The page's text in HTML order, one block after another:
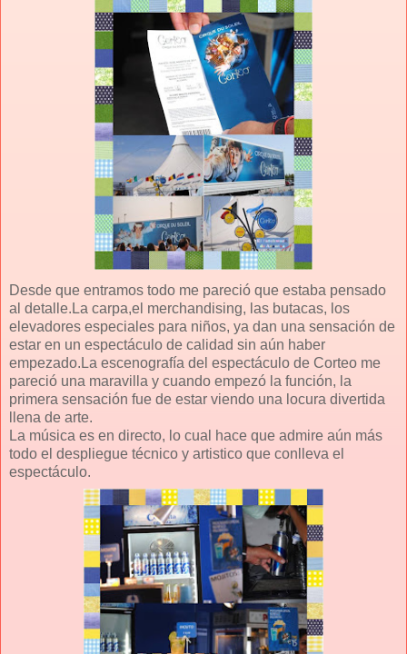
Desde que entramos todo me pareció que estaba pensado
al detalle.La carpa,el merchandising, las butacas, los
elevadores especiales para niños, ya dan una sensación de
estar en un espectáculo de calidad sin aún haber
empezado.La escenografía del espectáculo de Corteo me
pareció una maravilla y cuando empezó la función, la
primera sensación fue de estar viendo una locura divertida
llena de arte.
La música es en directo, lo cual hace que admire aún más
todo el despliegue técnico y artistico que conlleva el
espectáculo.